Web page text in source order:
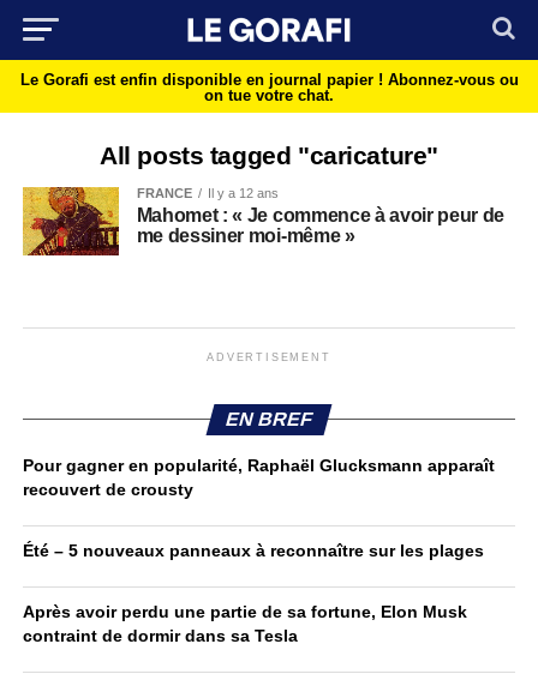
Le Gorafi est enfin disponible en journal papier ! Abonnez-vous ou
on tue votre chat.
All posts tagged "caricature"
FRANCE Il y a 12 ans
Mahomet : « Je commence à avoir peur de
me dessiner moi-même »
ADVERTISEMENT
EN BREF
Pour gagner en popularité, Raphaël Glucksmann apparaît
recouvert de crousty
Été – 5 nouveaux panneaux à reconnaître sur les plages
Après avoir perdu une partie de sa fortune, Elon Musk
contraint de dormir dans sa Tesla